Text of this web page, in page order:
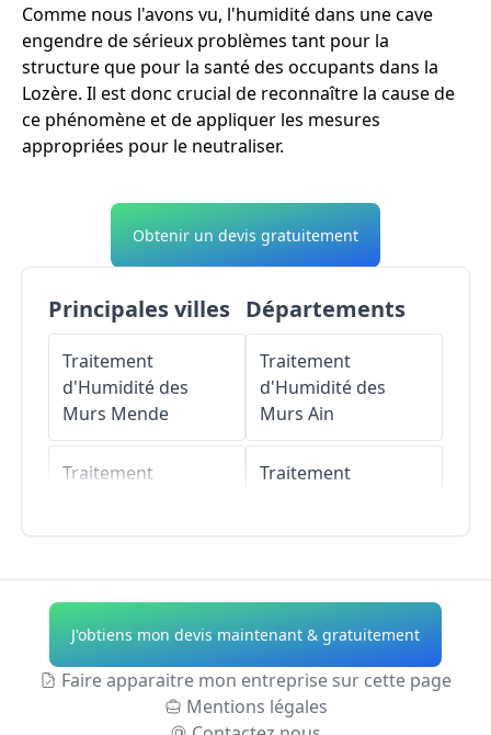
Comme nous l'avons vu, l'humidité dans une cave
engendre de sérieux problèmes tant pour la
structure que pour la santé des occupants dans la
Lozère. Il est donc crucial de reconnaître la cause de
ce phénomène et de appliquer les mesures
appropriées pour le neutraliser.
Obtenir un devis gratuitement
Principales villes
Traitement
d'Humidité des
Murs Mende
Traitement
Traitement
d'Humidité des
Murs Saint-Chély-
d'Apcher
Départements
Traitement
d'Humidité des
Murs Ain
Traitement
Traitement
d'Humidité des
Murs Allier
Traitement
d'Humidité des
J'obtiens mon devis maintenant & gratuitement
Faire apparaitre mon entreprise sur cette page
Mentions légales